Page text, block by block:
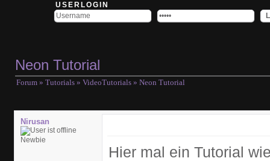
USERLOGIN
Neon Tutorial
Forum » Tutorials » VideoTutorials » Neon Tutorial
Nirusan
Newbie
Hier mal ein Tutorial